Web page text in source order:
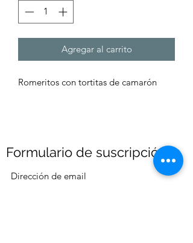
Agregar al carrito
Romeritos con tortitas de camarón
Formulario de suscripción